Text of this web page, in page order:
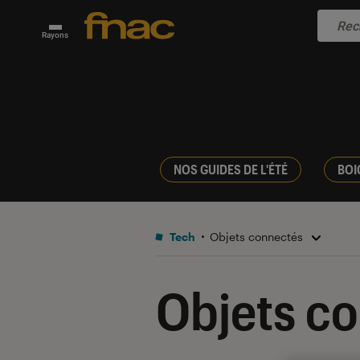
Rayons
NOS GUIDES DE L'ÉTÉ
Tech Objets connectés
Objets